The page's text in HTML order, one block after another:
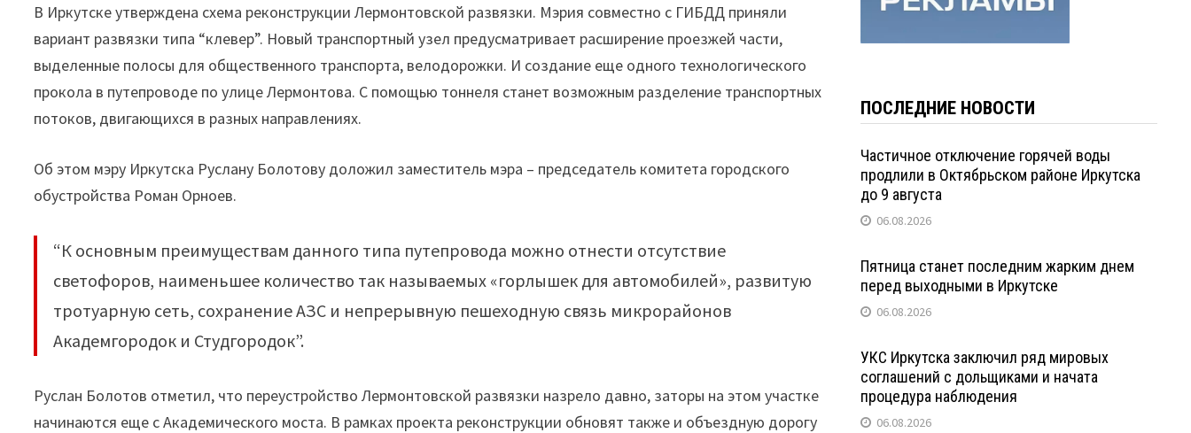
в
Иркутске"
В Иркутске утверждена схема реконструкции Лермонтовской развязки. Мэрия совместно с ГИБДД приняли
вариант развязки типа “клевер”. Новый транспортный узел предусматривает расширение проезжей части,
выделенные полосы для общественного транспорта, велодорожки. И создание еще одного технологического
прокола в путепроводе по улице Лермонтова. С помощью тоннеля станет возможным разделение транспортных
потоков, двигающихся в разных направлениях.
Об этом мэру Иркутска Руслану Болотову доложил заместитель мэра – председатель комитета городского
обустройства Роман Орноев.
“К основным преимуществам данного типа путепровода можно отнести отсутствие
светофоров, наименьшее количество так называемых «горлышек для автомобилей», развитую
тротуарную сеть, сохранение АЗС и непрерывную пешеходную связь микрорайонов
Академгородок и Студгородок”.
Руслан Болотов отметил, что переустройство Лермонтовской развязки назрело давно, заторы на этом участке
начинаются еще с Академического моста. В рамках проекта реконструкции обновят также и объездную дорогу
ПОСЛЕДНИЕ НОВОСТИ
Частичное отключение горячей воды
продлили в Октябрьском районе Иркутска
до 9 августа
06.08.2026
Пятница станет последним жарким днем
перед выходными в Иркутске
06.08.2026
УКС Иркутска заключил ряд мировых
соглашений с дольщиками и начата
процедура наблюдения
06.08.2026